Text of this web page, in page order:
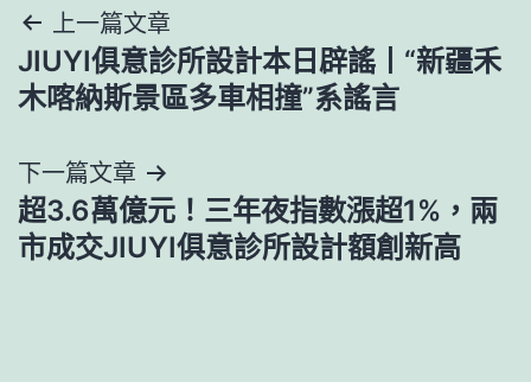
文
章
覽
上一篇文章
JIUYI俱意診所設計本日辟謠丨“新疆禾
木喀納斯景區多車相撞”系謠言
下一篇文章
超3.6萬億元！三年夜指數漲超1%，兩
市成交JIUYI俱意診所設計額創新高